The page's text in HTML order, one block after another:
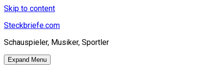
Skip to content
Steckbriefe.com
Schauspieler, Musiker, Sportler
Expand Menu